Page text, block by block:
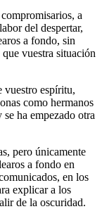
a
del despertar,
a fondo, sin
vuestra situación
vuestro espíritu,
como hermanos
ha empezado otra
pero únicamente
a fondo en
en los
explicar a los
de la oscuridad.